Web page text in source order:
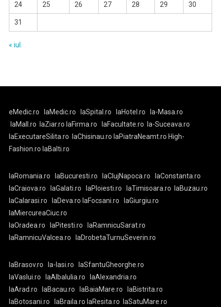
24 25 26 27 28 29 30
31
« iul.
eMedic.ro laMedic.ro laSpital.ro laHotel.ro
la-Masa.ro
laMall.ro
laZiar.ro laFirma.ro laFacultate.ro
la-Suceava.ro
laExecutareSilita.ro
laChisinau.ro laPiatraNeamt.ro High-
Fashion.ro laBalti.ro
laRomania.ro laBucuresti.ro laClujNapoca.ro
laConstanta.ro
laCraiova.ro
laGalati.ro laPloiesti.ro laTimisoara.ro
laBuzau.ro
laCalarasi.ro
laDeva.ro laFocsani.ro
laGiurgiu.ro
laMiercureaCiuc.ro
laOradea.ro
laPitesti.ro
laRamnicuSarat.ro
laRamnicuValcea.ro
laDrobetaTurnuSeverin.ro
laBrasov.ro la-Iasi.ro
laSfantuGheorghe.ro
laVaslui.ro
laAlbaIulia.ro
laAlexandria.ro
laArad.ro
laBacau.ro laBaiaMare.ro
laBistrita.ro
laBotosani.ro
laBraila.ro laResita.ro laSatuMare.ro